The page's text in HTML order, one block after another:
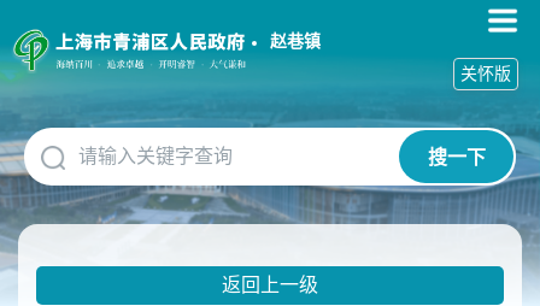
障
碍
作
说
明
跳
到
网
赵巷镇
搜一下
关怀版
返回上一级